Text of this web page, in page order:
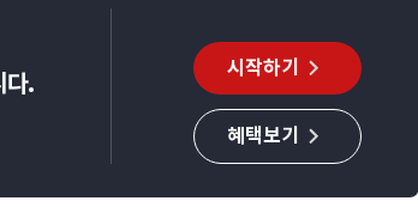
다.
시작하기
혜택보기